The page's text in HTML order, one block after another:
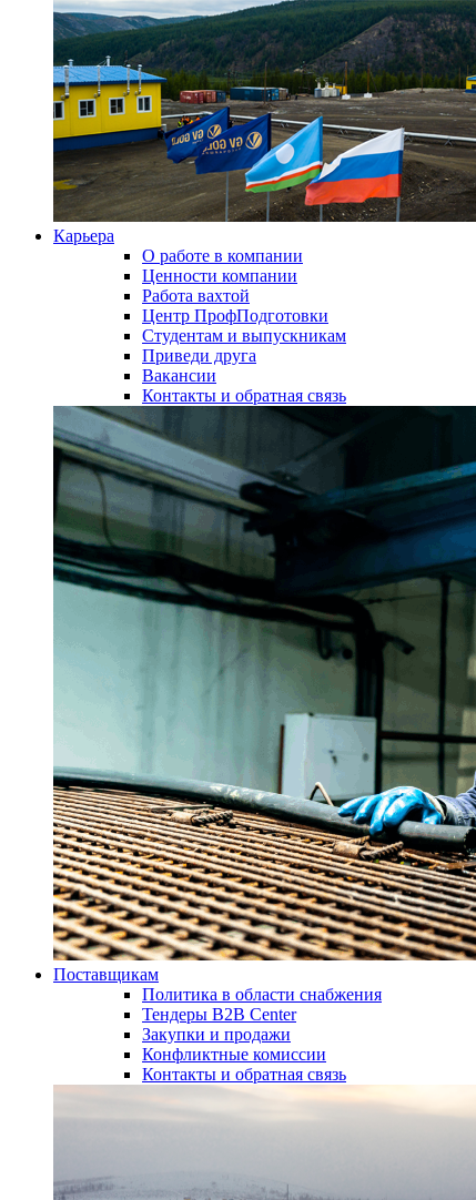
Карьера
О работе в компании
Ценности компании
Работа вахтой
Центр ПрофПодготовки
Студентам и выпускникам
Приведи друга
Вакансии
Контакты и обратная связь
Поставщикам
Политика в области снабжения
Тендеры B2B Center
Закупки и продажи
Конфликтные комиссии
Контакты и обратная связь